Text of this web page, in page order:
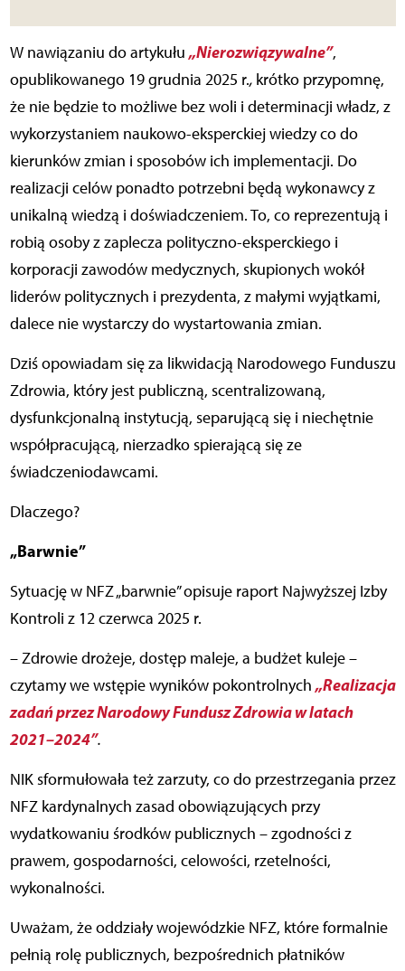
W nawiązaniu do artykułu„Nierozwiązywalne”,
opublikowanego 19 grudnia 2025 r., krótko przypomnę,
że nie będzie to możliwe bez woli i determinacji władz, z
wykorzystaniem naukowo-eksperckiej wiedzy co do
kierunków zmian i sposobów ich implementacji. Do
realizacji celów ponadto potrzebni będą wykonawcy z
unikalną wiedzą i doświadczeniem. To, co reprezentują i
robią osoby z zaplecza polityczno-eksperckiego i
korporacji zawodów medycznych, skupionych wokół
liderów politycznych i prezydenta, z małymi wyjątkami,
dalece nie wystarczy do wystartowania zmian.
Dziś opowiadam się za likwidacją Narodowego Funduszu
Zdrowia, który jest publiczną, scentralizowaną,
dysfunkcjonalną instytucją, separującą się i niechętnie
współpracującą, nierzadko spierającą się ze
świadczeniodawcami.
Dlaczego?
„Barwnie”
Sytuację w NFZ „barwnie” opisuje raport Najwyższej Izby
Kontroli z 12 czerwca 2025 r.
– Zdrowie drożeje, dostęp maleje, a budżet kuleje –
czytamy we wstępie wyników pokontrolnych„Realizacja
zadań przez Narodowy Fundusz Zdrowia w latach
2021–2024”.
NIK sformułowała też zarzuty, co do przestrzegania przez
NFZ kardynalnych zasad obowiązujących przy
wydatkowaniu środków publicznych – zgodności z
prawem, gospodarności, celowości, rzetelności,
wykonalności.
Uważam, że oddziały wojewódzkie NFZ, które formalnie
pełnią rolę publicznych, bezpośrednich płatników